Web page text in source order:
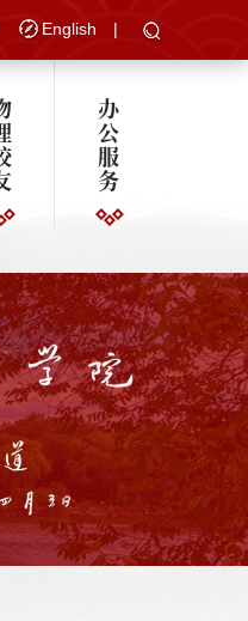
English |
办
公
服
务